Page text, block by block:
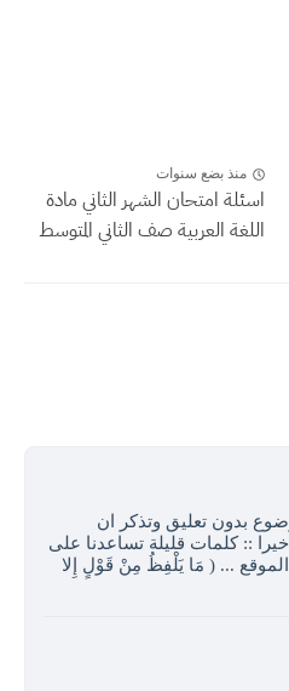
منذ بضع سنوات
اسئلة امتحان الشهر الثاني مادة
اللغة العربية صف الثاني المتوسط
بدون تعليق وتذكر ان
:: كلمات قليلة تساعدنا على
... ( مَا يَلْفِظُ مِنْ قَوْلٍ إِلا